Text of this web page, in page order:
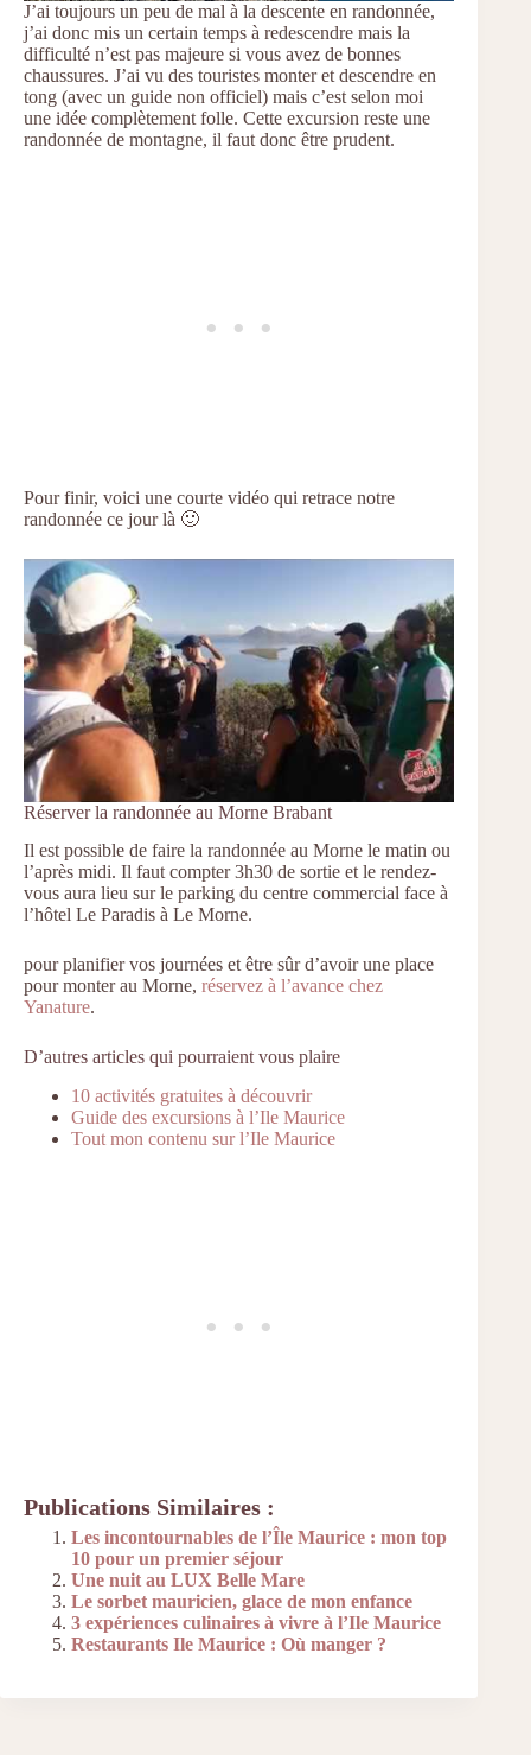
J’ai toujours un peu de mal à la descente en randonnée,
j’ai donc mis un certain temps à redescendre mais la
difficulté n’est pas majeure si vous avez de bonnes
chaussures. J’ai vu des touristes monter et descendre en
tong (avec un guide non officiel) mais c’est selon moi
une idée complètement folle. Cette excursion reste une
randonnée de montagne, il faut donc être prudent.
Pour finir, voici une courte vidéo qui retrace notre
randonnée ce jour là 🙂
Réserver la randonnée au Morne Brabant
Il est possible de faire la randonnée au Morne le matin ou
l’après midi. Il faut compter 3h30 de sortie et le rendez-
vous aura lieu sur le parking du centre commercial face à
l’hôtel Le Paradis à Le Morne.
pour planifier vos journées et être sûr d’avoir une place
pour monter au Morne, réservez à l’avance chez
Yanature.
D’autres articles qui pourraient vous plaire
10 activités gratuites à découvrir
Guide des excursions à l’Ile Maurice
Tout mon contenu sur l’Ile Maurice
Publications Similaires :
Les incontournables de l’Île Maurice : mon top
10 pour un premier séjour
Une nuit au LUX Belle Mare
Le sorbet mauricien, glace de mon enfance
3 expériences culinaires à vivre à l’Ile Maurice
Restaurants Ile Maurice : Où manger ?